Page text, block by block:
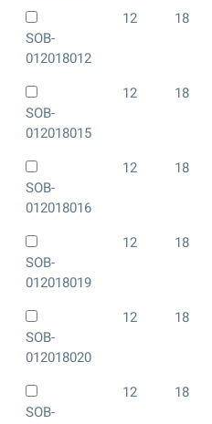
SOB-
012018012
12 18
SOB-
012018015
12 18
SOB-
012018016
12 18
SOB-
012018019
12 18
SOB-
012018020
12 18
SOB-
12 18